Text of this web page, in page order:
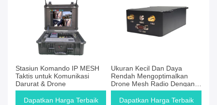
Stasiun Komando IP MESH
Taktis untuk Komunikasi
Darurat & Drone
Dapatkan Harga Terbaik
Ukuran Kecil Dan Daya
Rendah Mengoptimalkan
Drone Mesh Radio Dengan
Penyebaran Cepat Dan
Konektivitas Drone Jarak
Dapatkan Harga Terbaik